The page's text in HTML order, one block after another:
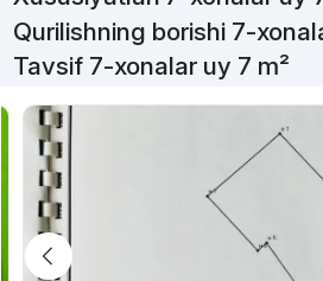
Qurilishning borishi 7-
Tavsif 7-xonalar uy 7 m²